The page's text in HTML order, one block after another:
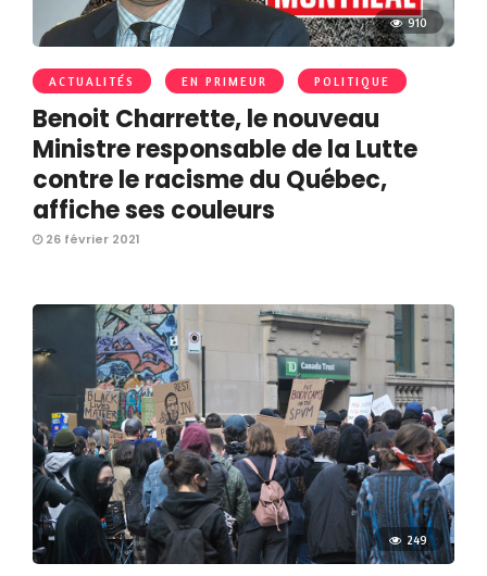
910
ACTUALITÉS EN PRIMEUR POLITIQUE
Benoit Charrette, le nouveau
Ministre responsable de la Lutte
contre le racisme du Québec,
affiche ses couleurs
26 février 2021
249